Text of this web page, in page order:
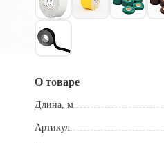
О товаре
Длина, м
Артикул